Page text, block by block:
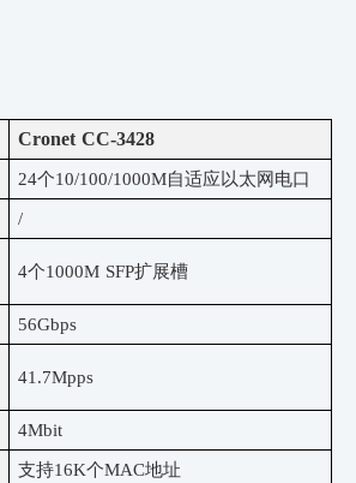
Cronet CC-3428
24个10/100/1000M自适应以太网 电口
/
4个1000M SFP扩展槽
56Gbps
41.7Mpps
4Mbit
支持16K个MAC地址